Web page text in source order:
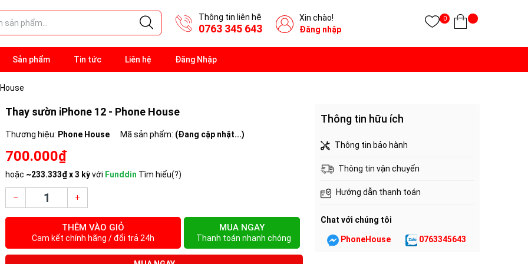
Thông tin liên hệ
0763 345 643
Xin chào!
Đăng nhập
0
Sản phẩm Tin tức Liên hệ Đăng Nhập
Thay sườn iPhone 12 - Phone House
Thương hiệu: Phone House Mã sản phẩm: (Đang cập nhật...)
700.000₫
hoặc ~233.333₫x 3 kỳvới Funddin Tìm hiểu(?)
– +
THÊM VÀO GIỎ
Cam kết chính hãng / đổi trả 24h
MUA NGAY
Thanh toán nhanh chóng
Thông tin hữu ích
Thông tin bảo hành
Thông tin vận chuyển
Hướng dẫn thanh toán
Chat với chúng tôi
PhoneHouse 0763345643